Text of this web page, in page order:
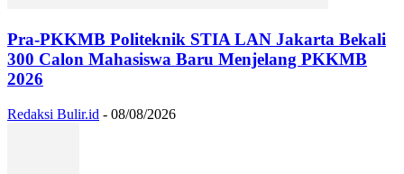
Pra-PKKMB Politeknik STIA LAN Jakarta Bekali
300 Calon Mahasiswa Baru Menjelang PKKMB
2026
Redaksi Bulir.id - 08/08/2026